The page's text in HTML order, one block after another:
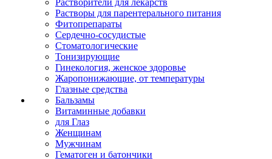
Растворители для лекарств
Растворы для парентерального питания
Фитопрепараты
Сердечно-сосудистые
Стоматологические
Тонизирующие
Гинекология, женское здоровье
Жаропонижающие, от температуры
Глазные средства
Бальзамы
Витаминные добавки
для Глаз
Женщинам
Мужчинам
Гематоген и батончики